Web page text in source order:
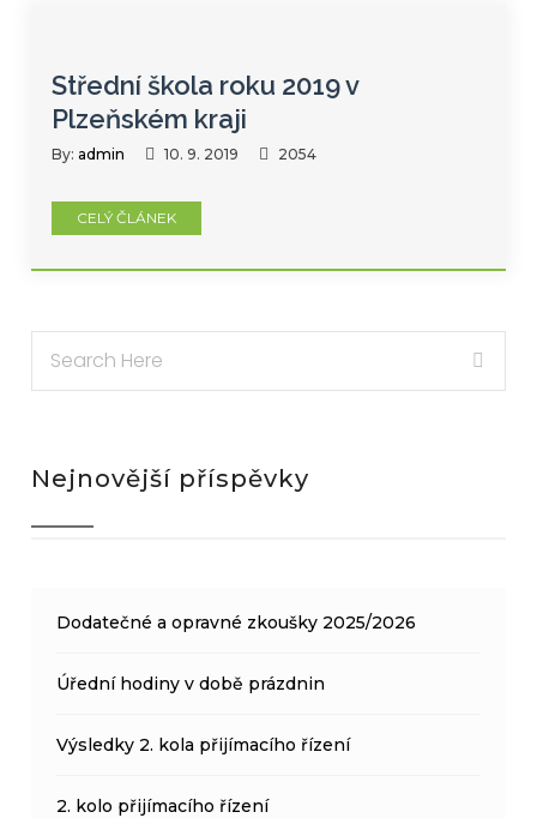
Střední škola roku 2019 v
Plzeňském kraji
By: admin 10. 9. 2019 2054
CELÝ ČLÁNEK
Nejnovější příspěvky
Dodatečné a opravné zkoušky 2025/2026
Úřední hodiny v době prázdnin
Výsledky 2. kola přijímacího řízení
2. kolo přijímacího řízení